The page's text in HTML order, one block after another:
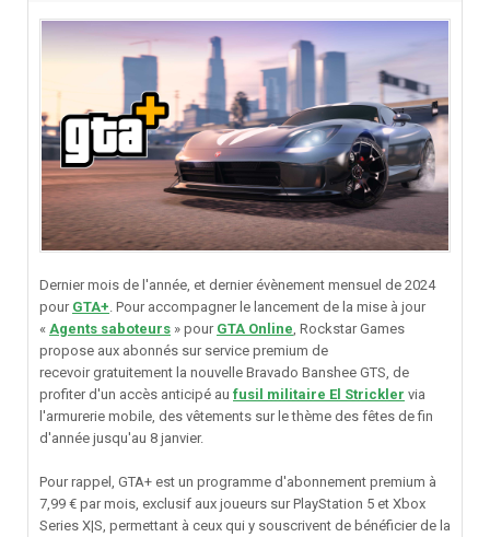
Dernier mois de l'année, et dernier évènement mensuel de 2024
pour GTA+ . Pour accompagner le lancement de la mise à jour
« Agents saboteurs » pour GTA Online , Rockstar Games
propose aux abonnés sur service premium de
recevoir gratuitement la nouvelle Bravado Banshee GTS, de
profiter d'un accès anticipé au fusil militaire El Strickler via
l'armurerie mobile, des vêtements sur le thème des fêtes de fin
d'année jusqu'au 8 janvier.
Pour rappel, GTA+ est un programme d'abonnement premium à
7,99 € par mois, exclusif aux joueurs sur PlayStation 5 et Xbox
Series X|S, permettant à ceux qui y souscrivent de bénéficier de la